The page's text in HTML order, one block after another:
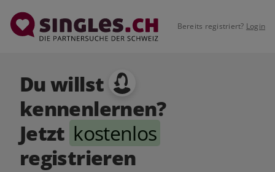
Bereits registriert? Login
Du willst
kennenlernen?
Jetzt kostenlos
registrieren